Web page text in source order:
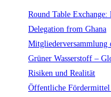
Round Table
Delegation from Ghana
Mitgliederversammlung
Grüner Wasserstoff –
Risiken und Realität
Öffentliche Fördermittel